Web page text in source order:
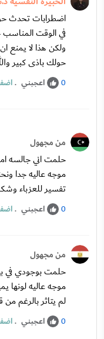
اضطرابات تحدث
في الوقت المناسب
ولكن هذا لا يمنع
حولك باذى كبير
0 اعجبني .
من مجهول
حلمت اني جالسه
موجه عاليه جدا
تفسير للعزباء
0 اعجبني .
من مجهول
حلمت بوجودي في
موجه عاليه لونها
لم يتاثر بالرغم من
0 اعجبني .